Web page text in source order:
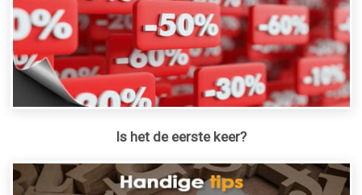
Is het de eerste keer?